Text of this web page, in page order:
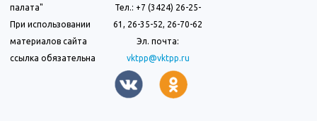
палата"
При использовании
материалов сайта
ссылка обязательна
Тел.: +7 (3424) 26-25-
61, 26-35-52, 26-70-62
Эл. почта:
vktpp@vktpp.ru